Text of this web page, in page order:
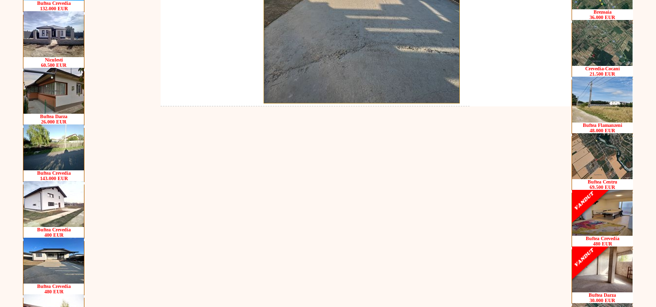
Buftea Crevedia
132.000 EUR
Niculesti
60.500 EUR
Buftea Darza
26.000 EUR
Buftea Crevedia
143.000 EUR
Buftea Crevedia
400 EUR
Buftea Crevedia
480 EUR
Brezoaia
36.000 EUR
Crevedia-Cocani
21.500 EUR
Buftea Flamanzeni
48.000 EUR
Buftea Centru
69.500 EUR
Buftea Crevedia
480 EUR
Buftea Darza
30.000 EUR